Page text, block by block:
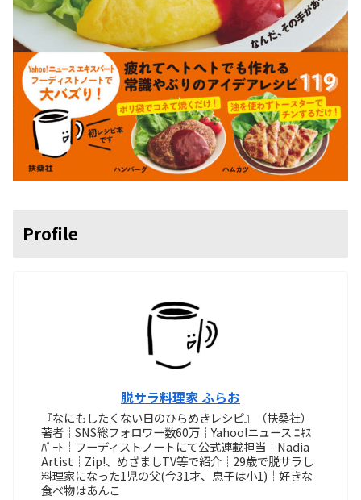
Profile
脱サラ料理家 ふらお
『なにもしたくない日のひらめきレシピ』（扶桑社）
著者┊SNS総フォロワー数60万┊Yahoo!ニュース ｴｷｽ
ﾊﾟｰﾄ┊フーディストノートにて公式連載担当┊Nadia
Artist┊Zip!、めざましTV等で紹介┊29歳で脱サラし
料理家になった1児の父(今31才、息子は小1)┊好きな
食べ物はあんこ